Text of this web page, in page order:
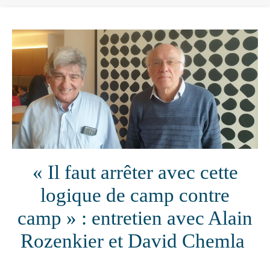
« Il faut arrêter avec cette
logique de camp contre
camp » : entretien avec Alain
Rozenkier et David Chemla